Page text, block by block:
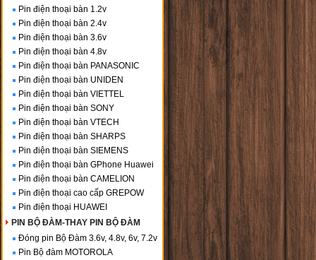
Pin điện thoại bàn 1.2v
Pin điện thoại bàn 2.4v
Pin điện thoại bàn 3.6v
Pin điện thoại bàn 4.8v
Pin điện thoại bàn PANASONIC
Pin điện thoại bàn UNIDEN
Pin điện thoại bàn VIETTEL
Pin điện thoại bàn SONY
Pin điện thoại bàn VTECH
Pin điện thoại bàn SHARPS
Pin điện thoại bàn SIEMENS
Pin điện thoại bàn GPhone Huawei
Pin điện thoại bàn CAMELION
Pin điện thoại cao cấp GREPOW
Pin điện thoại HUAWEI
PIN BỘ ĐÀM-THAY PIN BỘ ĐÀM
Đóng pin Bộ Đàm 3.6v, 4.8v, 6v, 7.2v
Pin Bộ đàm MOTOROLA